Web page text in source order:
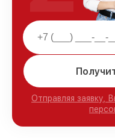
Отправляя заявку,